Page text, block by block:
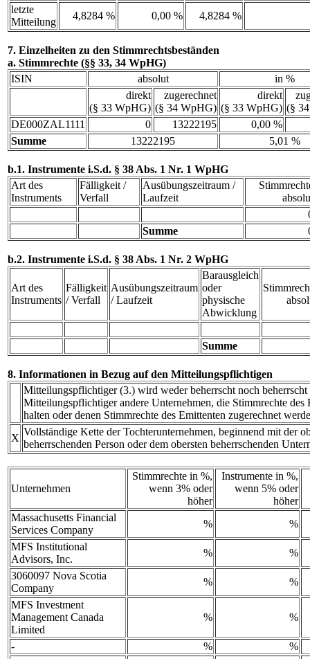
letzte
Mitteilung
4,8284 % 0,00 % 4,8284 %
7. Einzelheiten zu den Stimmrechtsbeständen
a. Stimmrechte (§§ 33, 34 WpHG)
ISIN
absolut
in %
direkt
(§ 33 WpHG)
zugerechnet
(§ 34 WpHG)
direkt
(§ 33 WpHG) (§
DE000ZAL1111
0 13222195
0,00 %
Summe
13222195 5,01 %
b.1. Instrumente i.S.d. § 38 Abs. 1 Nr. 1 WpHG
Art des
Instruments
Fälligkeit /
Verfall
Ausübungszeitraum /
Laufzeit
Summe
b.2. Instrumente i.S.d. § 38 Abs. 1 Nr. 2 WpHG
Art des
Instruments
Fälligkeit
/ Verfall
Ausübungszeitraum
/ Laufzeit
Barausgleich
oder
physische
Abwicklung
Summe
8. Informationen in Bezug auf den Mitteilungspflichtigen
Mitteilungspflichtiger (3.) wird weder beherrscht noch beherrscht
Mitteilungspflichtiger andere Unternehmen, die Stimmrechte des
halten oder denen Stimmrechte des Emittenten zugerechnet
X
Vollständige Kette der Tochterunternehmen, beginnend mit der
beherrschenden Person oder dem obersten beherrschenden
Unternehmen
Stimmrechte in %,
wenn 3% oder
höher
Instrumente in %,
wenn 5% oder
höher
Massachusetts Financial
Services Company
%
%
MFS Institutional
Advisors, Inc.
%
%
3060097 Nova Scotia
Company
%
%
MFS Investment
Management Canada
Limited
% %
- %
%